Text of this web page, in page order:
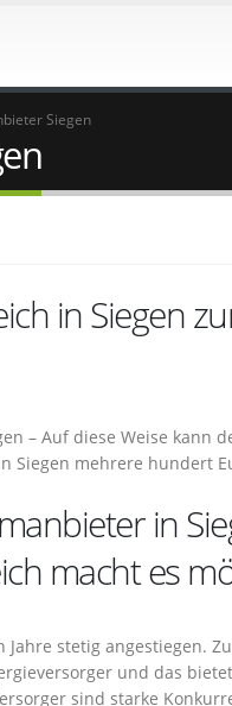
Siegen
in Siegen
– Auf diese Weise kann
Siegen mehrere hundert
in
macht es
stetig angestiegen.
und das
sind starke